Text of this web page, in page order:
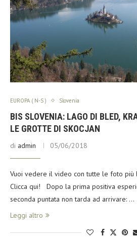
EUROPA ( N-S ) Slovenia
BIS SLOVENIA: LAGO DI BLED,
LE GROTTE DI SKOCJAN
di admin 05/06/2018
Vuoi vedere il video con tutte le foto più
Clicca qui! Dopo la prima positiva
seconda puntata non tarda ad arrivare: …
Leggi altro